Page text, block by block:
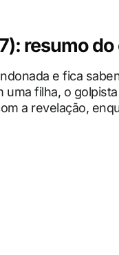
resumo do
e fica
uma filha, o
a revelação,